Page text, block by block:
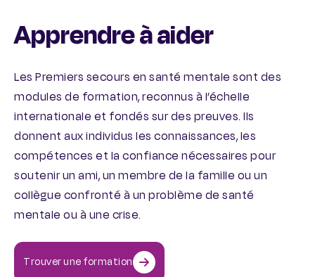
Apprendre à aider
Les Premiers secours en santé mentale sont des
modules de formation, reconnus à l’échelle
internationale et fondés sur des preuves. Ils
donnent aux individus les connaissances, les
compétences et la confiance nécessaires pour
soutenir un ami, un membre de la famille ou un
collègue confronté à un problème de santé
mentale ou à une crise.
Trouver une formation